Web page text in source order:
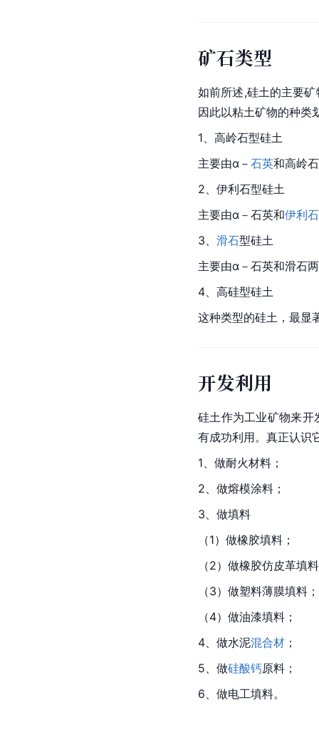
矿石类型
如前所述,硅土的主要
因此以粘土矿物的种类
1、高岭石型硅土
主要由α－ 石英和高岭
2、伊利石型硅土
主要由α－石英和伊利石
3、 滑石型硅土
主要由α－石英和滑石
4、高硅型硅土
这种类型的硅土，最显
开发利用
硅土作为工业矿物来开
有成功利用。真正认识
1、做耐火材料；
2、做熔模涂料；
3、做填料
（1）做橡胶填料；
（2）做橡胶仿皮革填
（3）做塑料薄膜填料；
（4）做油漆填料；
4、做水泥混合材 ；
5、做硅酸钙原料；
6、做电工填料。